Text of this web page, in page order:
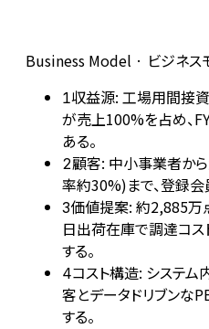
Business Model · ビジネス
1収益源: 工場用間接
が売上100%を占め、
ある。
2顧客: 中小事業者か
率約30%)まで、登録
3価値提案: 約2,885万
日出荷在庫で調達コス
する。
4コスト構造: システム
客とデータドリブンな
する。